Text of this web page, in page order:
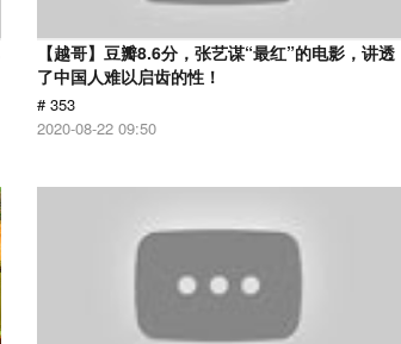
【越哥】豆瓣8.6分，张艺谋“最红”的电影，讲透
了中国人难以启齿的性！
# 353
2020-08-22 09:50